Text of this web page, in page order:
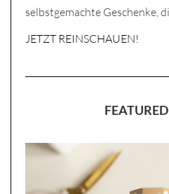
selbstgemachte Geschenke,
JETZT REINSCHAUEN!